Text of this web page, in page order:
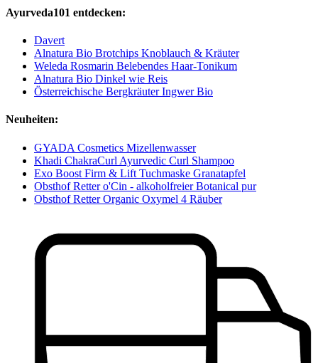
Ayurveda101 entdecken:
Davert
Alnatura Bio Brotchips Knoblauch & Kräuter
Weleda Rosmarin Belebendes Haar-Tonikum
Alnatura Bio Dinkel wie Reis
Österreichische Bergkräuter Ingwer Bio
Neuheiten:
GYADA Cosmetics Mizellenwasser
Khadi ChakraCurl Ayurvedic Curl Shampoo
Exo Boost Firm & Lift Tuchmaske Granatapfel
Obsthof Retter o'Cin - alkoholfreier Botanical pur
Obsthof Retter Organic Oxymel 4 Räuber